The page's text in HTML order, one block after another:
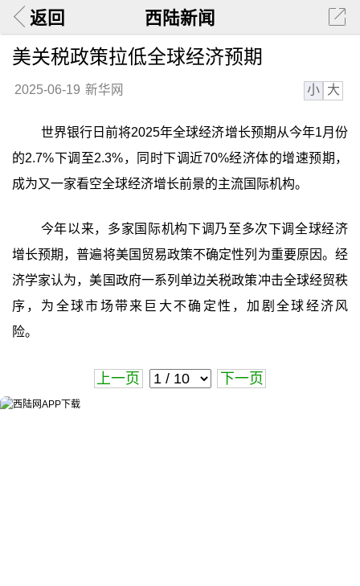
返回 西陆新闻
美关税政策拉低全球经济预期
2025-06-19 新华网 小 大
世界银行日前将2025年全球经济增长预期从今年1月份
的2.7%下调至2.3%，同时下调近70%经济体的增速预期，
成为又一家看空全球经济增长前景的主流国际机构。
今年以来，多家国际机构下调乃至多次下调全球经济
增长预期，普遍将美国贸易政策不确定性列为重要原因。经
济学家认为，美国政府一系列单边关税政策冲击全球经贸秩
序，为全球市场带来巨大不确定性，加剧全球经济风
险。
上一页 下一页